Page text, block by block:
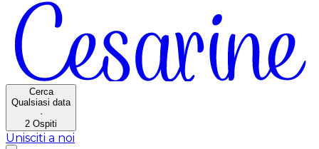
Cerca
Qualsiasi data
·
2 Ospiti
Unisciti a noi